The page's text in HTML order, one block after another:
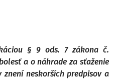
§ 9 ods. 7 zákona č.
a o náhrade za sťaženie
neskorších predpisov a